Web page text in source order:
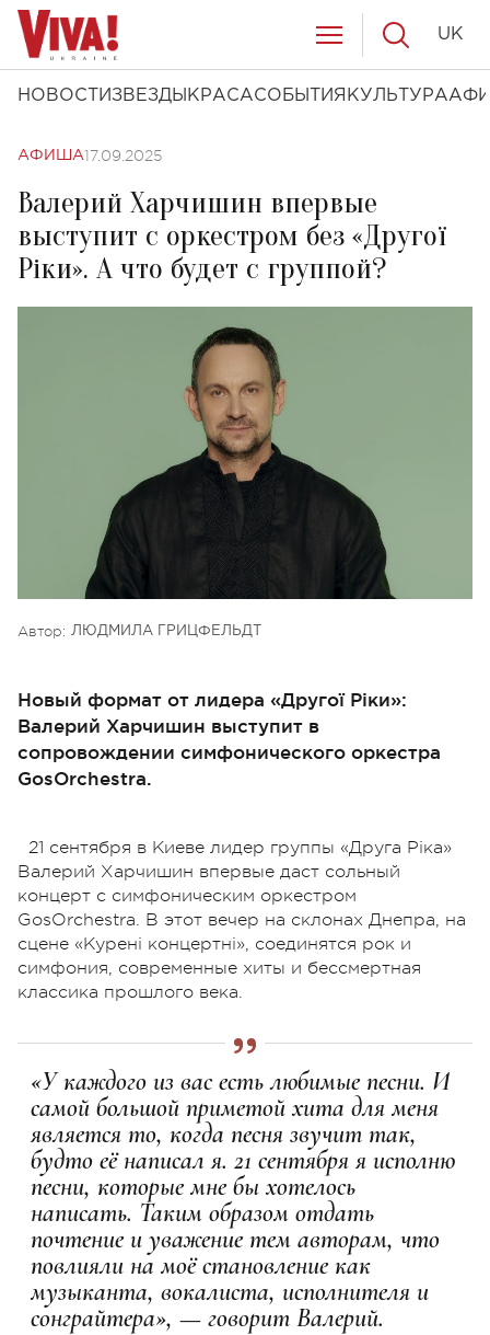
НОВОСТИ ЗВЕЗДЫ КРАСАСОБЫТИЯ КУЛЬТУРА
UK
АФИША17.09.2025
Валерий Харчишин впервые
выступит с оркестром без «Другої
Ріки». А что будет с группой?
Автор: ЛЮДМИЛА ГРИЦФЕЛЬДТ
Новый формат от лидера «Другої Ріки»:
Валерий Харчишин выступит в
сопровождении симфонического оркестра
GosOrchestra.
21 сентября в Киеве лидер группы «Друга Ріка»
Валерий Харчишин впервые даст сольный
концерт с симфоническим оркестром
GosOrchestra. В этот вечер на склонах Днепра, на
сцене «Курені концертні», соединятся рок и
симфония, современные хиты и бессмертная
классика прошлого века.
«У каждого из вас есть любимые песни. И
самой большой приметой хита для меня
является то, когда песня звучит так,
будто её написал я. 21 сентября я исполню
песни, которые мне бы хотелось
написать. Таким образом отдать
почтение и уважение тем авторам, что
повлияли на моё становление как
музыканта, вокалиста, исполнителя и
сонграйтера», — говорит Валерий.